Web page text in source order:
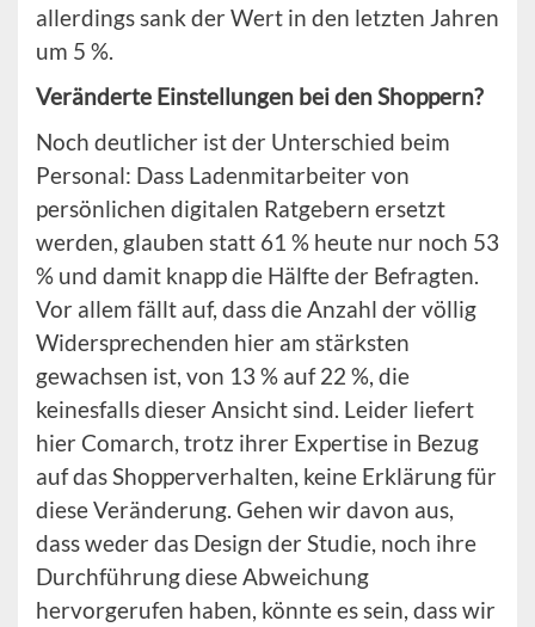
allerdings sank der Wert in den letzten Jahren
um 5 %.
Veränderte Einstellungen bei den Shoppern?
Noch deutlicher ist der Unterschied beim
Personal: Dass Ladenmitarbeiter von
persönlichen digitalen Ratgebern ersetzt
werden, glauben statt 61 % heute nur noch 53
% und damit knapp die Hälfte der Befragten.
Vor allem fällt auf, dass die Anzahl der völlig
Widersprechenden hier am stärksten
gewachsen ist, von 13 % auf 22 %, die
keinesfalls dieser Ansicht sind. Leider liefert
hier Comarch, trotz ihrer Expertise in Bezug
auf das Shopperverhalten, keine Erklärung für
diese Veränderung. Gehen wir davon aus,
dass weder das Design der Studie, noch ihre
Durchführung diese Abweichung
hervorgerufen haben, könnte es sein, dass wir